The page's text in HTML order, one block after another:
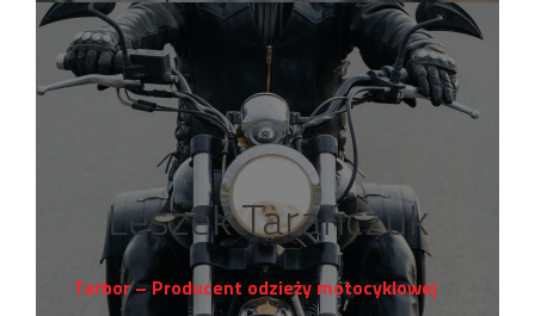
Leszek Tarańczuk
Tarbor – Producent odzieży motocyklowej